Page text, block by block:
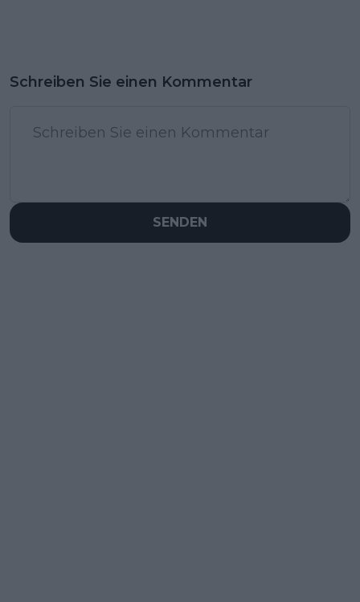
Schreiben Sie einen Kommentar
SENDEN